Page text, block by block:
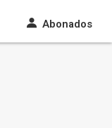
Abonados